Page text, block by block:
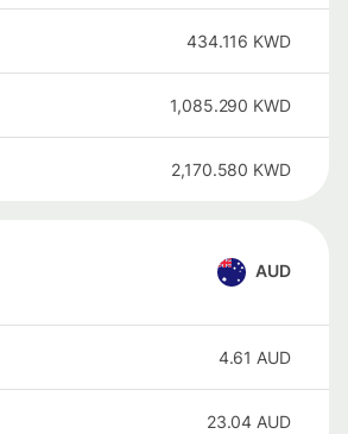
434.116 KWD
1,085.290 KWD
2,170.580 KWD
AUD
4.61 AUD
23.04 AUD